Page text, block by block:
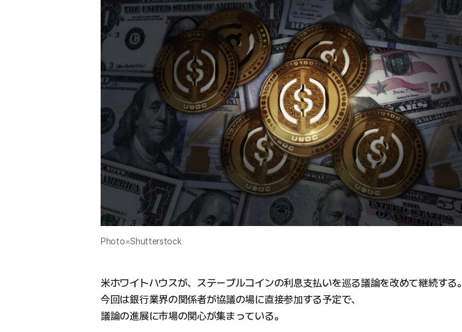
Photo=Shutterstock
米ホワイトハウスが、ステーブルコインの利息支払いを巡る議論を改めて継続する。
今回は銀行業界の関係者が協議の場に直接参加する予定で、
議論の進展に市場の関心が集まっている。